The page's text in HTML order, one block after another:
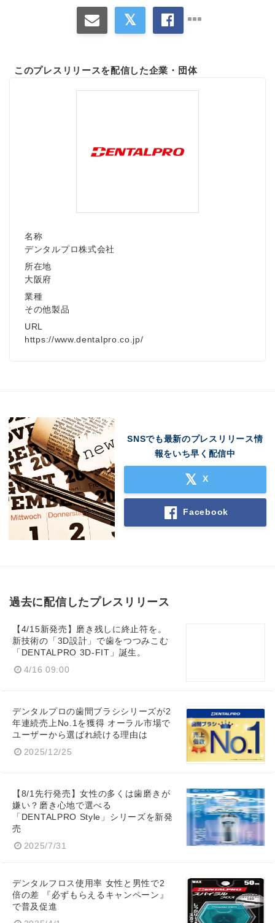
このプレスリリースを配信した企業・団体
名称
デンタルプロ株式会社
所在地
大阪府
業種
その他製品
URL
https://www.dentalpro.co.jp/
SNSでも最新のプレスリリース情
報をいち早く配信中
X
Facebook
過去に配信したプレスリリース
【4/15新発売】磨き残しに終止符を。
新技術の「3D設計」で歯をつつみこむ
「DENTALPRO 3D-FIT」誕生。
4/16 09:00
デンタルプロの歯間ブラシシリーズが2
年連続売上No.1を獲得 オーラル市場で
ユーザーから選ばれ続ける理由は
2025/12/25
【8/1先行発売】女性の多くは歯磨きが
嫌い？磨き心地で選べる
「DENTALPRO Style」シリーズを新発
売
2025/7/31
デンタルフロス使用率 女性と男性で2
倍の差 『必ずもらえるキャンペーン』
で普及促進